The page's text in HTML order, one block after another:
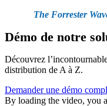
The Forrester
Démo de notre
Découvrez
distribution de A à Z.
Demander une démo
By loading the video, you